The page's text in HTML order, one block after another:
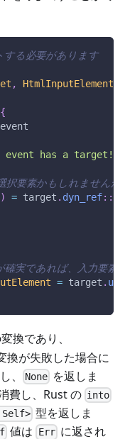
る必要があります
, HtmlInputElement
{
event
has a target!"
要素かもしれませんか
) = target . dyn_ref::
実であれば、入力要素
= target .
換であり、
換が失敗した場合に
、
None を返しま
費し、Rust の into
型を返しま
値は Errに返され